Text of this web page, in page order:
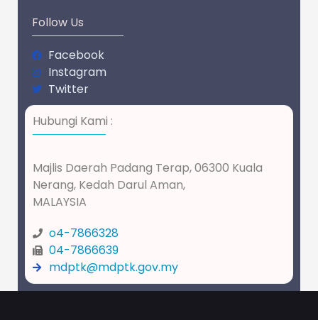
Follow Us
Facebook
Instagram
Twitter
Hubungi Kami :
Majlis Daerah Padang Terap, 06300 Kuala
Nerang, Kedah Darul Aman,
MALAYSIA
o4-7866328
04-7866639
mdptk@mdptk.gov.my